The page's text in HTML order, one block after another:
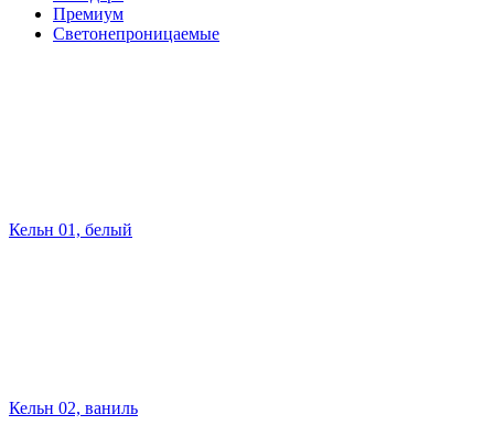
Премиум
Светонепроницаемые
Кельн 01, белый
Кельн 02, ваниль